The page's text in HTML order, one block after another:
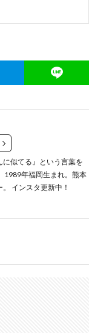
似てる』という言葉を
1989年福岡生まれ。熊本
インスタ更新中！